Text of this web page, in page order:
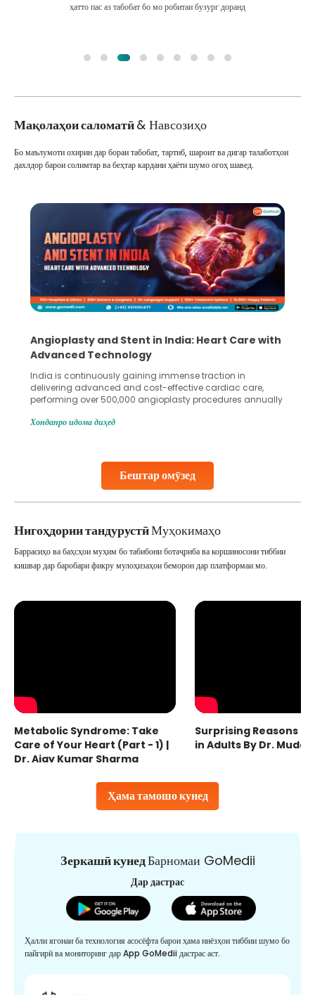
ҳатто пас аз табобат бо мо робитаи бузург доранд
Мақолаҳои саломатӣ& Навсозиҳо
Бештар омӯзед
Бо маълумоти охирин дар бораи табобат, тартиб, шароит ва дигар талаботҳои
дахлдор барои солимтар ва беҳтар кардани ҳаёти шумо огоҳ шавед.
Angioplasty and Stent in India: Heart Care with
Advanced Technology
India is continuously gaining immense traction in
delivering advanced and cost-effective cardiac care,
performing over 500,000 angioplasty procedures annually
globe are searching for treatments like angioplasty and
Studies, such as one published
Хонданро идома диҳед
Нигоҳдории тандурустӣМуҳокимаҳо
Ҳама тамошо кунед
Баррасиҳо ва баҳсҳои муҳим бо табибони ботаҷриба ва коршиносони тиббии
кишвар дар баробари фикру мулоҳизаҳои беморон дар платформаи мо.
Metabolic Syndrome: Take
Care of Your Heart (Part - 1) |
Dr. Ajay Kumar Sharma
Surprising Reasons
in Adults By Dr.
Зеркашӣ кунедБарномаи GoMedii
Дар дастрас
Ҳалли ягонаи ба технология асосёфта барои ҳама ниёзҳои тиббии шумо бо
пайгирӣ ва мониторинг дар App GoMedii дастрас аст.